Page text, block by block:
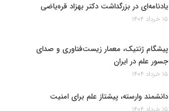
یادنامه‌ای در بزرگداشت دکتر بهزاد قره‌یاضی
۱۵ خرداد ۱۴۰۴
پیشگام ژنتیک، معمار زیست‌فناوری و صدای
جسور علم در ایران
۱۵ خرداد ۱۴۰۴
دانشمند وارسته، پیشتاز علم برای امنیت